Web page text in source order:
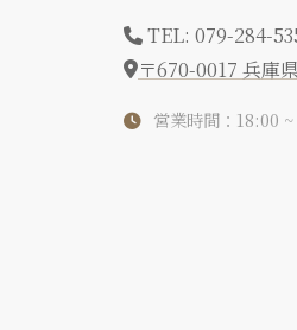
TEL: 079-284-
〒670-0017 兵庫
営業時間：18:00